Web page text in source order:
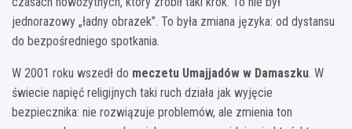
jednorazowy „ładny obrazek”. To była zmiana języka: od dystansu
do bezpośredniego spotkania.
W 2001 roku wszedł do meczetu Umajjadów w Damaszku. W
świecie napięć religijnych taki ruch działa jak wyjęcie
bezpiecznika: nie rozwiązuje problemów, ale zmienia ton